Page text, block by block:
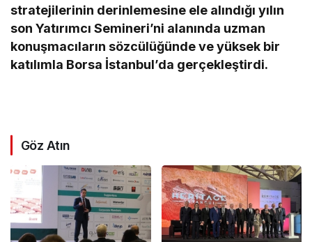
stratejilerinin derinlemesine ele alındığı yılın
son Yatırımcı Semineri’ni alanında uzman
konuşmacıların sözcülüğünde ve yüksek bir
katılımla Borsa İstanbul’da gerçekleştirdi.
Göz Atın